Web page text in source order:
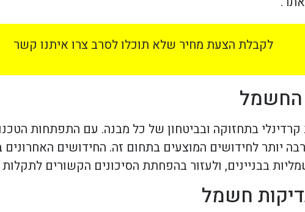
לקבלת הצעת מחיר שלא תוכלו לסרב צרו איתנו קשר
החשמל
בתחזוקה ובביטחון של כל מבנה. עם התפתחות
יותר לחידושים המוצעים בתחום זה. החידושים
בבניינים, ולעזור בהפחתת הסיכונים הקשורים
חשמל